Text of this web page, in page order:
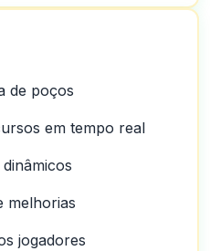
de poços
em tempo real
melhorias
jogadores